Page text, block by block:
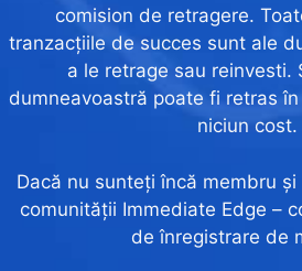
comision de retragere.
tranzacțiile de succes sunt ale
a le retrage sau reinvesti.
dumneavoastră poate fi retras
niciun cost.
Dacă nu sunteți încă membru
comunității Immediate Edge –
de înregistrare de